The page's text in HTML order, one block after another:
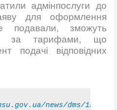
адмінпослуги до
для оформлення
подавали, зможуть
за тарифами, що
подачі відповідних
news/dms/